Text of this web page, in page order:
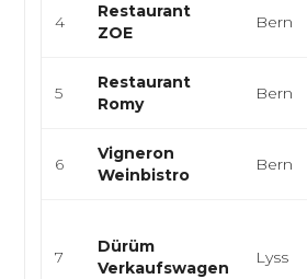
4
Restaurant
ZOE
Bern
5
Restaurant
Romy
Bern
6
Vigneron
Weinbistro
Bern
7
Dürüm
Verkaufswagen
Lyss